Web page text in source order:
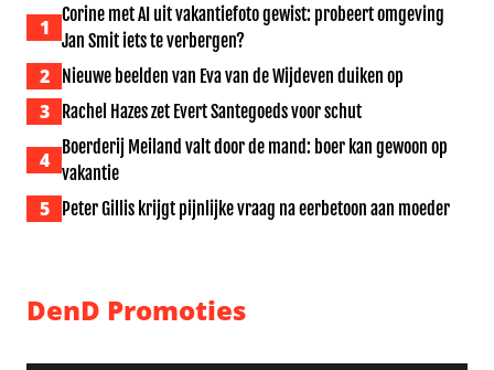
1
Corine met AI uit vakantiefoto gewist: probeert omgeving
Jan Smit iets te verbergen?
2 Nieuwe beelden van Eva van de Wijdeven duiken op
3 Rachel Hazes zet Evert Santegoeds voor schut
4
Boerderij Meiland valt door de mand: boer kan gewoon op
vakantie
5 Peter Gillis krijgt pijnlijke vraag na eerbetoon aan moeder
DenD Promoties